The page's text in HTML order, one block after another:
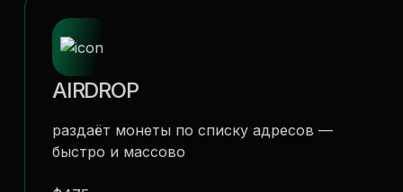
AIRDROP
раздаёт монеты по списку адресов —
быстро и массово